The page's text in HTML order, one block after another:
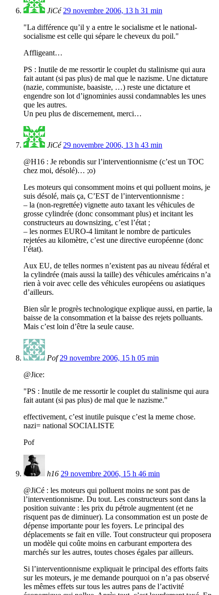
JiCé 29 novembre 2006, 13 h 31 min
"La différence qu’il y a entre le socialisme et le national-
socialisme est celle qui sépare le cheveux du poil."
Affligeant…
PS : Inutile de me ressortir le couplet du stalinisme qui aura
fait autant (si pas plus) de mal que le nazisme. Une dictature
(nazie, communiste, baasiste, …) reste une dictature et
engendre son lot d’ignominies aussi condamnables les unes
que les autres.
Un peu plus de discernement, merci…
JiCé 29 novembre 2006, 13 h 43 min
@H16 : Je rebondis sur l’interventionnisme (c’est un TOC
chez moi, désolé)… ;o)
Les moteurs qui consomment moins et qui polluent moins, je
suis désolé, mais ça, C’EST de l’interventionnisme :
– la (non-regrettée) vignette auto taxant les véhicules de
grosse cylindrée (donc consommant plus) et incitant les
constructeurs au downsizing, c’est l’état ;
– les normes EURO-4 limitant le nombre de particules
rejetées au kilomètre, c’est une directive européenne (donc
l’état).
Aux EU, de telles normes n’existent pas au niveau fédéral et
la cylindrée (mais aussi la taille) des véhicules américains n’a
rien à voir avec celle des véhicules européens ou asiatiques
d’ailleurs.
Bien sûr le progrès technologique explique aussi, en partie, la
baisse de la consommation et la baisse des rejets polluants.
Mais c’est loin d’être la seule cause.
Pof 29 novembre 2006, 15 h 05 min
@Jice:
"PS : Inutile de me ressortir le couplet du stalinisme qui aura
fait autant (si pas plus) de mal que le nazisme."
effectivement, c’est inutile puisque c’est la meme chose.
nazi= national SOCIALISTE
Pof
h16 29 novembre 2006, 15 h 46 min
@JiCé : les moteurs qui polluent moins ne sont pas de
l’interventionnisme. Du tout. Les constructeurs sont dans la
position suivante : les prix du pétrole augmentent (et ne
risquent pas de diminuer). La consommation est un poste de
dépense importante pour les foyers. Le principal des
déplacements se fait en ville. Tout constructeur qui proposera
un modèle qui coûte moins en carburant emportera des
marchés sur les autres, toutes choses égales par ailleurs.
Si l’interventionnisme expliquait le principal des efforts faits
sur les moteurs, je me demande pourquoi on n’a pas observé
les mêmes effets sur tous les autres pans de l’activité